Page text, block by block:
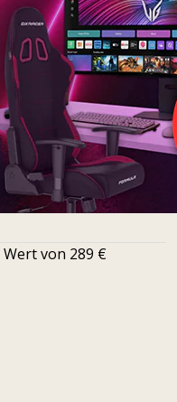
von 289 €